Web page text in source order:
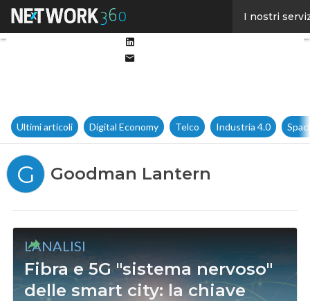
I nostri
Ultimi articoli Digital Economy Telco Industria 4.0
G Goodman Lantern
L'ANALISI
Fibra e 5G "sistema nervoso"
delle smart city: la chiave